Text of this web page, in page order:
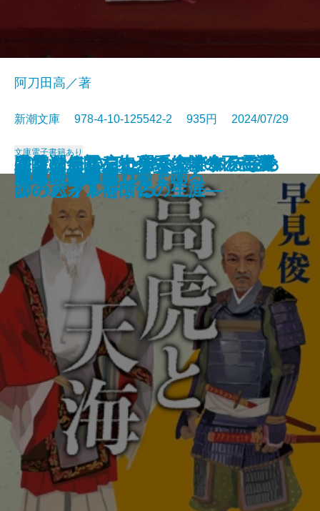
サヴァナの王国
さよならの言い方なんて知らな
い。9
母の待つ里
大家さんと僕 これから
檜垣澤家の炎上
あめりかむら
詩人なんて呼ばれて
采女の怨霊―小余綾俊輔の不在講
義―
滅私
谷崎潤一郎を知っていますか―愛
と美の巨人を読む―
阿刀田高／著
新潮文庫 978-4-10-125542-2 935円 2024/07/29
文庫電子書籍あり
高虎と天海
魂に秩序を
百年の孤独
幽霊を信じない理系大学生、霊媒
師のバイトをする
天才少女は重力場で踊る
ぼくはイエローでホワイトで、ち
ょっとブルー 2
＃真相をお話しします
大家さんと僕
あしたのことば
キリンを作った男―マーケティン
グの天才・前田仁の生涯―